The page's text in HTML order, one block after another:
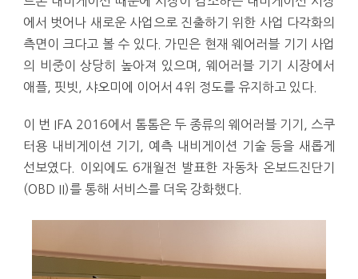
에서 벗어나 새로운 사업으로 진출하기 위한 사업 다각화의
측면이 크다고 볼 수 있다. 가민은 현재 웨어러블 기기 사업
의 비중이 상당히 높아져 있으며, 웨어러블 기기 시장에서
애플, 핏빗, 샤오미에 이어서 4위 정도를 유지하고 있다.
이 번 IFA 2016에서 톰톰은 두 종류의 웨어러블 기기, 스쿠
터용 내비게이션 기기, 예측 내비게이션 기술 등을 새롭게
선보였다. 이외에도 6개월전 발표한 자동차 온보드진단기
(OBD II)를 통해 서비스를 더욱 강화했다.